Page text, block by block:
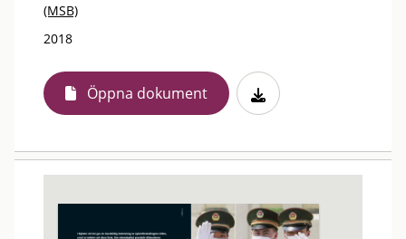
(MSB)
2018
Öppna dokument